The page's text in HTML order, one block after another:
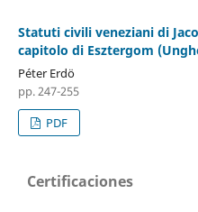
Statuti civili veneziani di
capitolo di Esztergom
Péter Erdö
pp. 247-255
PDF
Certificaciones